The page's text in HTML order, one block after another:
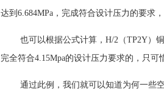
达到6.684MPa，完成符合设计压力的要求
也可以根据公式计算， H/2（TP2Y）
完全符合4.15Mpa的设计压力要求的，只可
通过此例，我们就可以知道为何一些